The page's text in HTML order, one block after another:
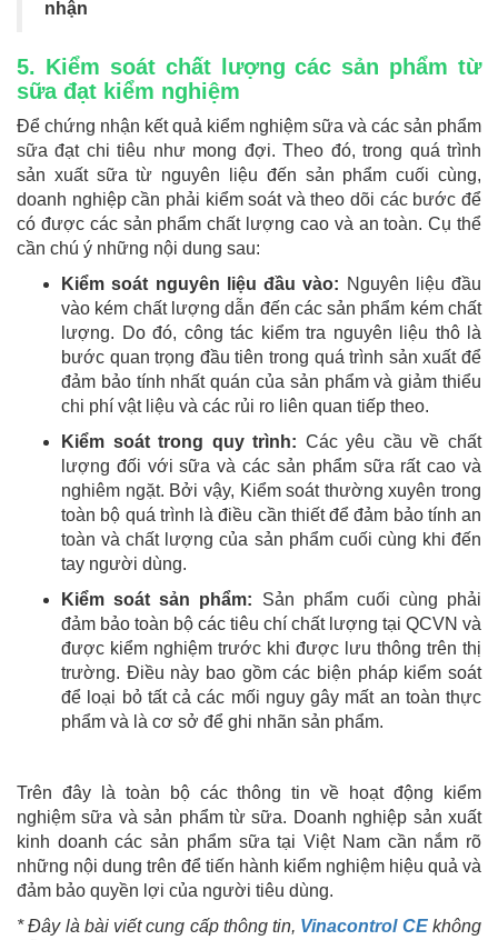
nhận
5. Kiểm soát chất lượng các sản phẩm từ
sữa đạt kiểm nghiệm
Để chứng nhận kết quả kiểm nghiệm sữa và các sản phẩm
sữa đạt chi tiêu như mong đợi. Theo đó, trong quá trình
sản xuất sữa từ nguyên liệu đến sản phẩm cuối cùng,
doanh nghiệp cần phải kiểm soát và theo dõi các bước để
có được các sản phẩm chất lượng cao và an toàn. Cụ thể
cần chú ý những nội dung sau:
Kiểm soát nguyên liệu đầu vào: Nguyên liệu đầu
vào kém chất lượng dẫn đến các sản phẩm kém chất
lượng. Do đó, công tác kiểm tra nguyên liệu thô là
bước quan trọng đầu tiên trong quá trình sản xuất để
đảm bảo tính nhất quán của sản phẩm và giảm thiểu
chi phí vật liệu và các rủi ro liên quan tiếp theo.
Kiểm soát trong quy trình: Các yêu cầu về chất
lượng đối với sữa và các sản phẩm sữa rất cao và
nghiêm ngặt. Bởi vậy, Kiểm soát thường xuyên trong
toàn bộ quá trình là điều cần thiết để đảm bảo tính an
toàn và chất lượng của sản phẩm cuối cùng khi đến
tay người dùng.
Kiểm soát sản phẩm: Sản phẩm cuối cùng phải
đảm bảo toàn bộ các tiêu chí chất lượng tại QCVN và
được kiểm nghiệm trước khi được lưu thông trên thị
trường. Điều này bao gồm các biện pháp kiểm soát
để loại bỏ tất cả các mối nguy gây mất an toàn thực
phẩm và là cơ sở để ghi nhãn sản phẩm.
Trên đây là toàn bộ các thông tin về hoạt động kiểm
nghiệm sữa và sản phẩm từ sữa. Doanh nghiệp sản xuất
kinh doanh các sản phẩm sữa tại Việt Nam cần nắm rõ
những nội dung trên để tiến hành kiểm nghiệm hiệu quả và
đảm bảo quyền lợi của người tiêu dùng.
* Đây là bài viết cung cấp thông tin, Vinacontrol CEkhông